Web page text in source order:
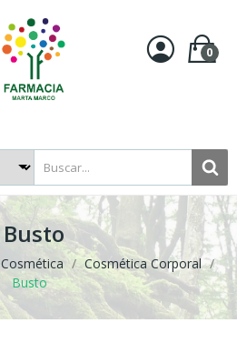
0
Busto
Cosmética
Cosmética Corporal
Busto